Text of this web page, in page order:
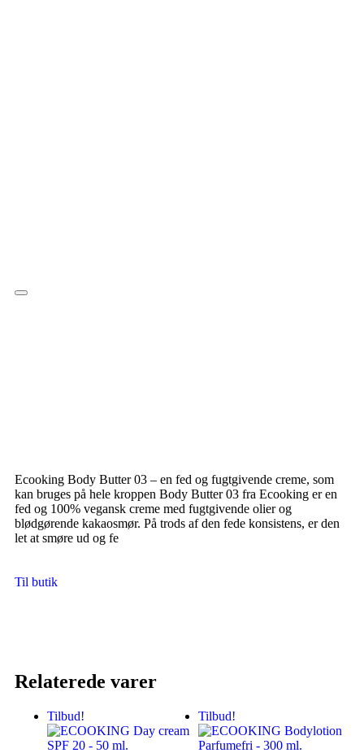
Hamburger Toggle Menu
Ecooking Body Butter 03 – en fed og fugtgivende creme, som
kan bruges på hele kroppen Body Butter 03 fra Ecooking er en
fed og 100% vegansk creme med fugtgivende olier og
blødgørende kakaosmør. På trods af den fede konsistens, er den
let at smøre ud og fe
Til butik
Relaterede varer
Tilbud! Tilbud!